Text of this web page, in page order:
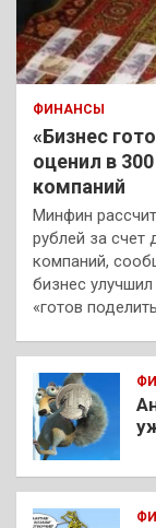
ФИНАНСЫ
«Бизнес
оценил в
компаний
Минфин
рублей за счет
компаний,
бизнес
«готов